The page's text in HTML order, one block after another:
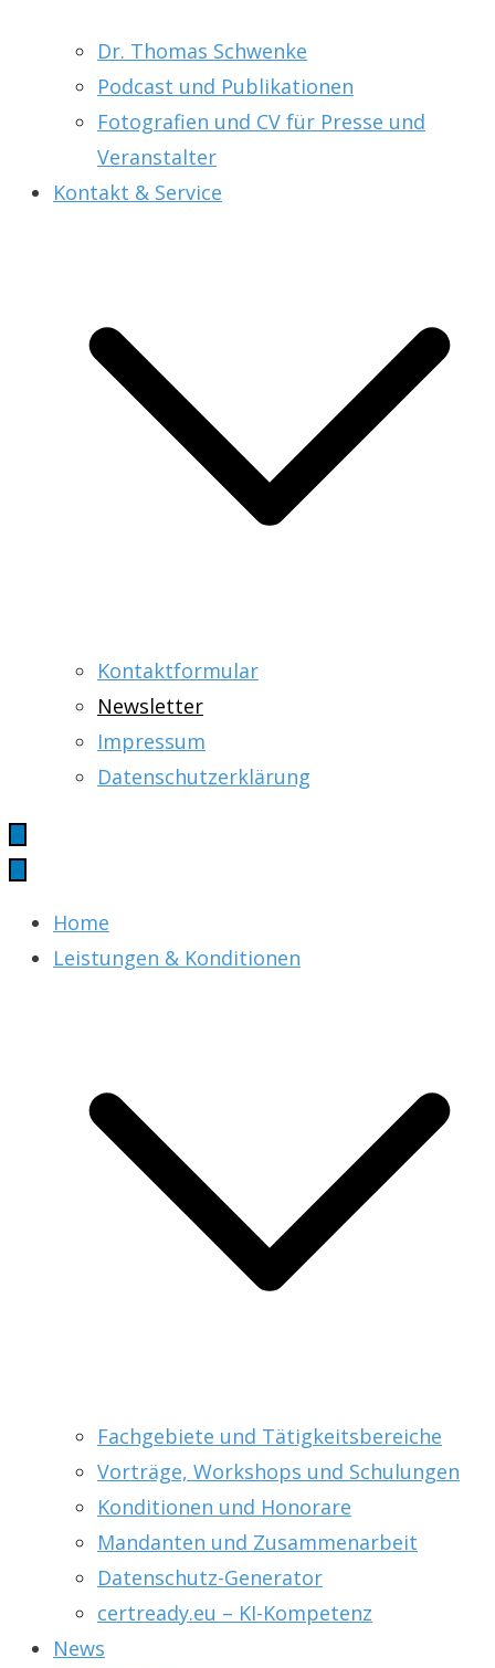
Dr. Thomas Schwenke
Podcast und Publikationen
Fotografien und CV für Presse und
Veranstalter
Kontakt & Service
Kontaktformular
Newsletter
Impressum
Datenschutzerklärung
Home
Leistungen & Konditionen
Fachgebiete und Tätigkeitsbereiche
Vorträge, Workshops und Schulungen
Konditionen und Honorare
Mandanten und Zusammenarbeit
Datenschutz-Generator
certready.eu – KI-Kompetenz
News